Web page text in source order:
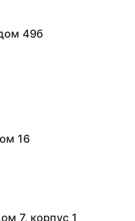
49б
16
7, корпус 1